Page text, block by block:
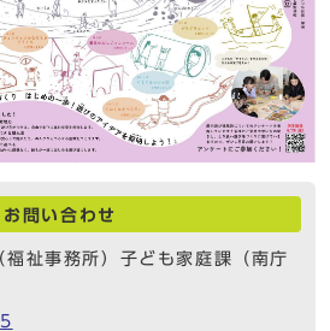
お問い合わせ
福祉事務所）子ども家庭課（南庁